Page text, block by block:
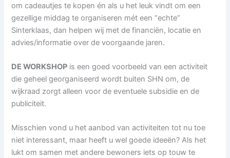
om cadeautjes te kopen én als u het leuk vindt om een
gezellige middag te organiseren mét een “echte”
Sinterklaas, dan helpen wij met de financiën, locatie en
advies/informatie over de voorgaande jaren.
DE WORKSHOP is een goed voorbeeld van een activiteit
die geheel georganiseerd wordt buiten SHN om, de
wijkraad zorgt alleen voor de eventuele subsidie en de
publiciteit.
Misschien vond u het aanbod van activiteiten tot nu toe
niet interessant, maar heeft u wel goede ideeën? Als het
lukt om samen met andere bewoners iets op touw te